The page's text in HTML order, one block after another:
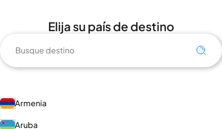
Elija su país de destino
Armenia
Aruba